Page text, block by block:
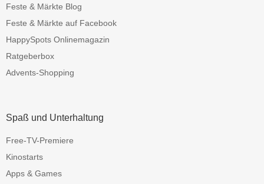
Feste & Märkte Blog
Feste & Märkte auf Facebook
HappySpots Onlinemagazin
Ratgeberbox
Advents-Shopping
Spaß und Unterhaltung
Free-TV-Premiere
Kinostarts
Apps & Games